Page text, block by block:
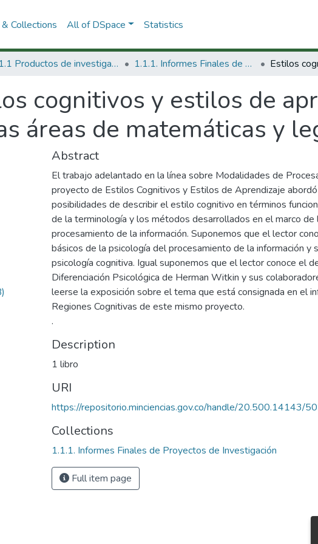
Collections All of DSpace Statistics
1.1 Productos de investigación 1.1.1. Informes Finales de Proyectos de Investigación
cognitivos y estilos de
áreas de matemáticas y
Abstract
El trabajo adelantado en la línea sobre Modalidades de
proyecto de Estilos Cognitivos y Estilos de Aprendizaje
posibilidades de describir el estilo cognitivo en términos
de la terminología y los métodos desarrollados en el marco de
procesamiento de la información. Suponemos que el lector
básicos de la psicología del procesamiento de la información y
psicología cognitiva. Igual suponemos que el lector conoce el
Diferenciación Psicológica de Herman Witkin y sus
leerse la exposición sobre el tema que está consignada en el
Regiones Cognitivas de este mismo proyecto.
.
Description
1 libro
URI
https://repositorio.minciencias.gov.co/handle/20.500.14143/
Collections
1.1.1. Informes Finales de Proyectos de Investigación
Full item page